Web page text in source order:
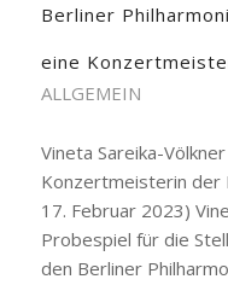
Berliner
eine
ALLGEMEIN
Vineta Sareika-
Konzertmeisterin der
17. Februar 2023)
Probespiel für die
den Berliner